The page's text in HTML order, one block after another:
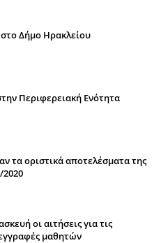
Δήμο Ηρακλείου
Περιφερειακή Ενότητα
τα οριστικά αποτελέσματα της
οι αιτήσεις για τις
μαθητών